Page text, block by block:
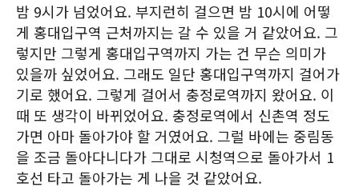
밤 9시가 넘었어요. 부지런히 걸으면 밤 10시에 어떻
게 홍대입구역 근처까지는 갈 수 있을 거 같았어요. 그
렇지만 그렇게 홍대입구역까지 가는 건 무슨 의미가
있을까 싶었어요. 그래도 일단 홍대입구역까지 걸어가
기로 했어요. 그렇게 걸어서 충정로역까지 왔어요. 이
때 또 생각이 바뀌었어요. 충정로역에서 신촌역 정도
가면 아마 돌아가야 할 거였어요. 그럴 바에는 중림동
을 조금 돌아다니다가 그대로 시청역으로 돌아가서 1
호선 타고 돌아가는 게 나을 것 같았어요.